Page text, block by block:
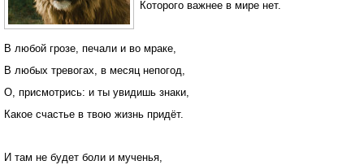
Которого важнее в мире нет.
В любой грозе, печали и во мраке,
В любых тревогах, в месяц непогод,
О, присмотрись: и ты увидишь знаки,
Какое счастье в твою жизнь придёт.
И там не будет боли и мученья,